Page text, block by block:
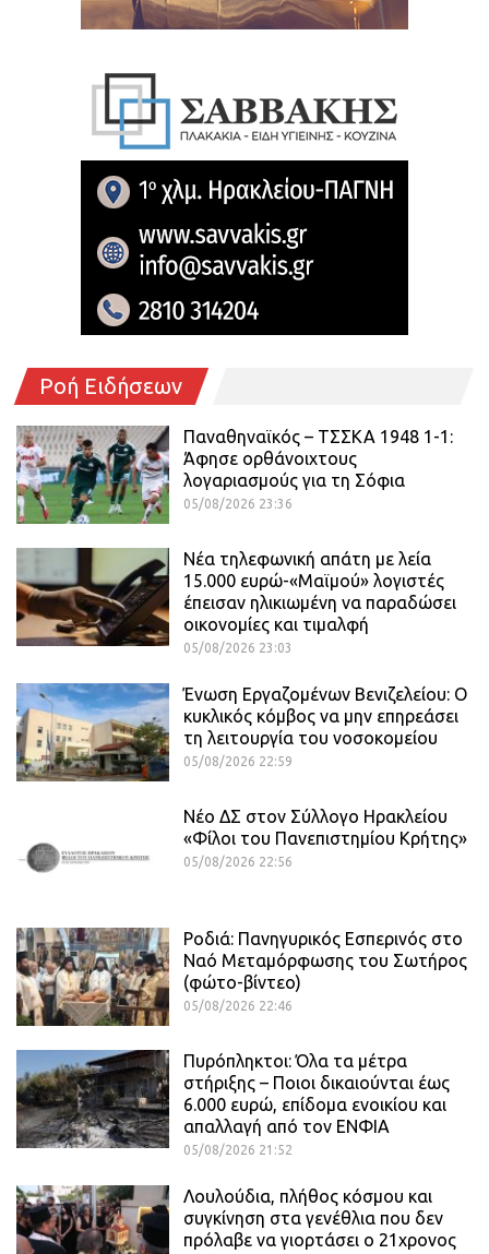
Ροή Ειδήσεων
Παναθηναϊκός – ΤΣΣΚΑ 1948 1-1:
Άφησε ορθάνοιχτους
λογαριασμούς για τη Σόφια
05/08/2026 23:36
Νέα τηλεφωνική απάτη με λεία
15.000 ευρώ-«Μαϊμού» λογιστές
έπεισαν ηλικιωμένη να παραδώσει
οικονομίες και τιμαλφή
05/08/2026 23:03
Ένωση Εργαζομένων Βενιζελείου: Ο
κυκλικός κόμβος να μην επηρεάσει
τη λειτουργία του νοσοκομείου
05/08/2026 22:59
Νέο ΔΣ στον Σύλλογο Ηρακλείου
«Φίλοι του Πανεπιστημίου Κρήτης»
05/08/2026 22:56
Ροδιά: Πανηγυρικός Εσπερινός στο
Ναό Μεταμόρφωσης του Σωτήρος
(φώτο-βίντεο)
05/08/2026 22:46
Πυρόπληκτοι: Όλα τα μέτρα
στήριξης – Ποιοι δικαιούνται έως
6.000 ευρώ, επίδομα ενοικίου και
απαλλαγή από τον ΕΝΦΙΑ
05/08/2026 21:52
Λουλούδια, πλήθος κόσμου και
συγκίνηση στα γενέθλια που δεν
πρόλαβε να γιορτάσει ο 21χρονος